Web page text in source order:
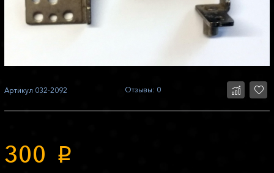
Артикул 032-2092 Отзывы: 0
300 p